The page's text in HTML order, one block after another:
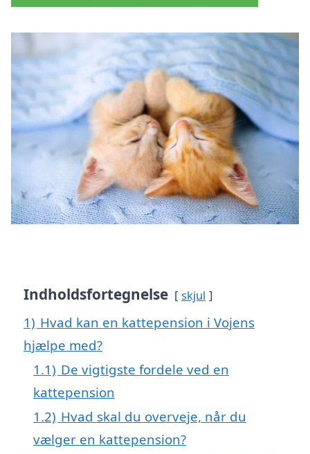
Indholdsfortegnelse skjul
1) Hvad kan en kattepension i Vojens
hjælpe med?
1.1) De vigtigste fordele ved en
kattepension
1.2) Hvad skal du overveje, når du
vælger en kattepension?